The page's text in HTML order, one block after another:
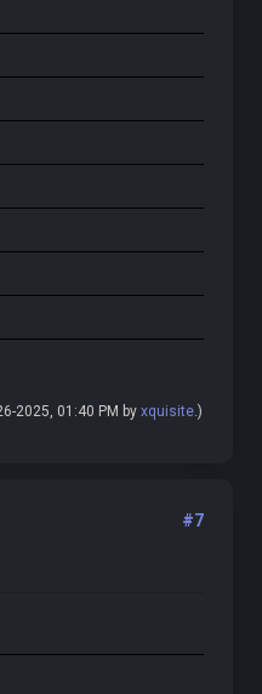
2025, 01:40 PM by xquisite.)
#7